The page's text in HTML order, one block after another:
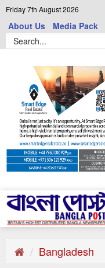
Friday 7th August 2026
About Us Media Pack
Bangladesh